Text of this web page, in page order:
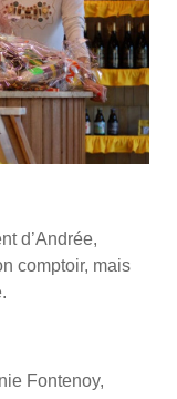
d’Andrée,
comptoir, mais
Fontenoy,